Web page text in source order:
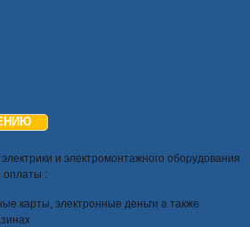
и электромонтажного оборудования
:
карты, электронные деньги а также